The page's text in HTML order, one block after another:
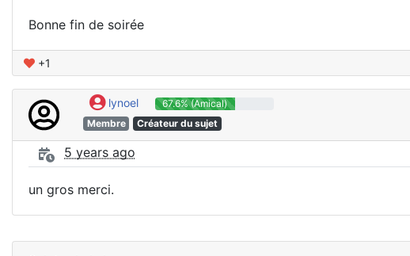
Bonne fin de soirée
+1
lynoel
67.6% (Amical)
Membre
Créateur du sujet
5 years ago
un gros merci.